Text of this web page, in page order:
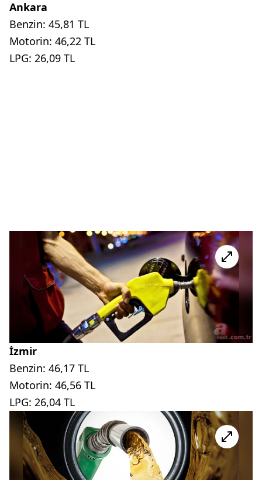
Ankara
Benzin: 45,81 TL
Motorin: 46,22 TL
LPG: 26,09 TL
İzmir
Benzin: 46,17 TL
Motorin: 46,56 TL
LPG: 26,04 TL